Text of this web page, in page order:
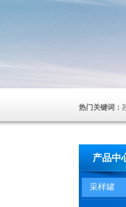
热门关键词：
产品中
采样罐